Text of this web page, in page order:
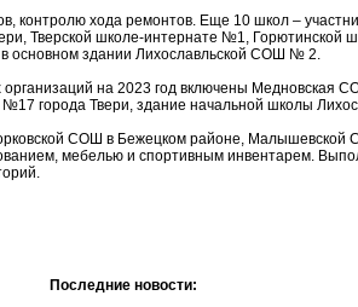
контролю хода ремонтов. Еще 10 школ –
Тверской школе-интернате №1, Горютинской
в основном здании Лихославльской СОШ № 2.
на 2023 год включены Медновская
города Твери, здание начальной школы
СОШ в Бежецком районе, Малышевской
мебелью и спортивным инвентарем.
Последние новости: